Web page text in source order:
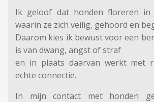
Ik geloof dat honden floreren in
waarin ze zich veilig, gehoord en
Daarom kies ik bewust voor een
is van dwang, angst of straf
en in plaats daarvan werkt met
echte connectie.
In mijn contact met honden